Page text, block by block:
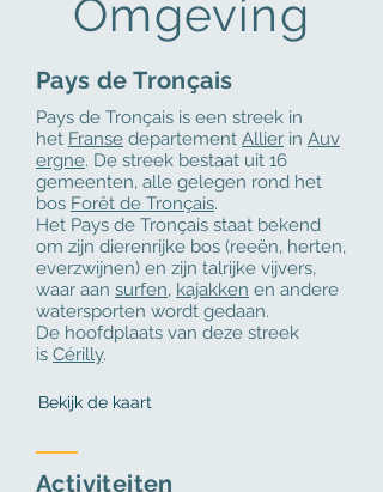
Omgeving
Pays de Tronçais
Pays de Tronçais is een streek in
het Franse departement Allier in Auv
ergne. De streek bestaat uit 16
gemeenten, alle gelegen rond het
bos Forêt de Tronçais.
Het Pays de Tronçais staat bekend
om zijn dierenrijke bos (reeën, herten,
everzwijnen) en zijn talrijke vijvers,
waar aan surfen, kajakken en andere
watersporten wordt gedaan.
De hoofdplaats van deze streek
is Cérilly.
Bekijk de kaart
Activiteiten